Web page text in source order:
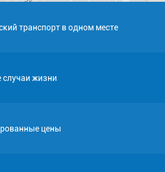
транспорт в одном месте
случаи жизни
цены